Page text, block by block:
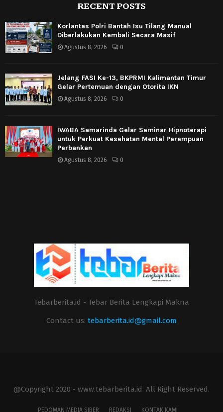
RECENT POSTS
Korlantas Polri Bantah Isu Tilang Manual
Diberlakukan Kembali Secara Masif
Agustus 8, 2026 0
Jelang FASI Ke-13, BKPRMI Kalimantan Timur
Gelar Pertemuan dengan Otorita IKN
Agustus 8, 2026 0
IWABA Samarinda Gelar Seminar Hipnoterapi
untuk Perkuat Kesehatan Mental Perempuan
Perbankan
Agustus 8, 2026 0
Tebarberita.id - Tebar Berita Lengkapi Makna
Contact us: tebarberita.id@gmail.com
@Copyright 2020 - www.tebarberita.id. All Right Reserved.
PEDOMAN MEDIA SIBER REDAKSI KONTAK KAMI